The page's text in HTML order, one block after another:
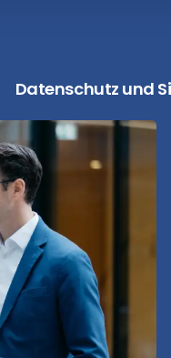
Datenschutz und